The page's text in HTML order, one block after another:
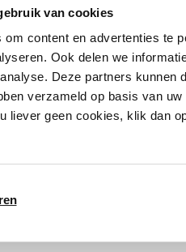
van cookies
om content en advertenties te
Ook delen we
Deze partners kunnen
verzameld op basis van
liever geen cookies, klik dan
en te verlichten van
én ’s nachts
bestaat uit verschillende